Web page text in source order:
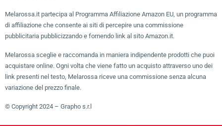
Melarossa.it partecipa al Programma Affiliazione Amazon EU, un programma
di affiliazione che consente ai siti di percepire una commissione
pubblicitaria pubblicizzando e fornendo link al sito Amazon.it.
Melarossa sceglie e raccomanda in maniera indipendente prodotti che puoi
acquistare online. Ogni volta che viene fatto un acquisto attraverso uno dei
link presenti nel testo, Melarossa riceve una commissione senza alcuna
variazione del prezzo finale.
© Copyright 2024 – Grapho s.r.l